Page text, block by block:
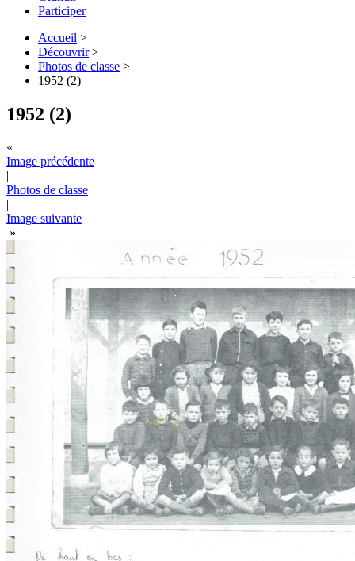
Participer
Accueil >
Découvrir >
Photos de classe >
1952 (2)
1952 (2)
«
Image précédente
|
Photos de classe
|
Image suivante
»